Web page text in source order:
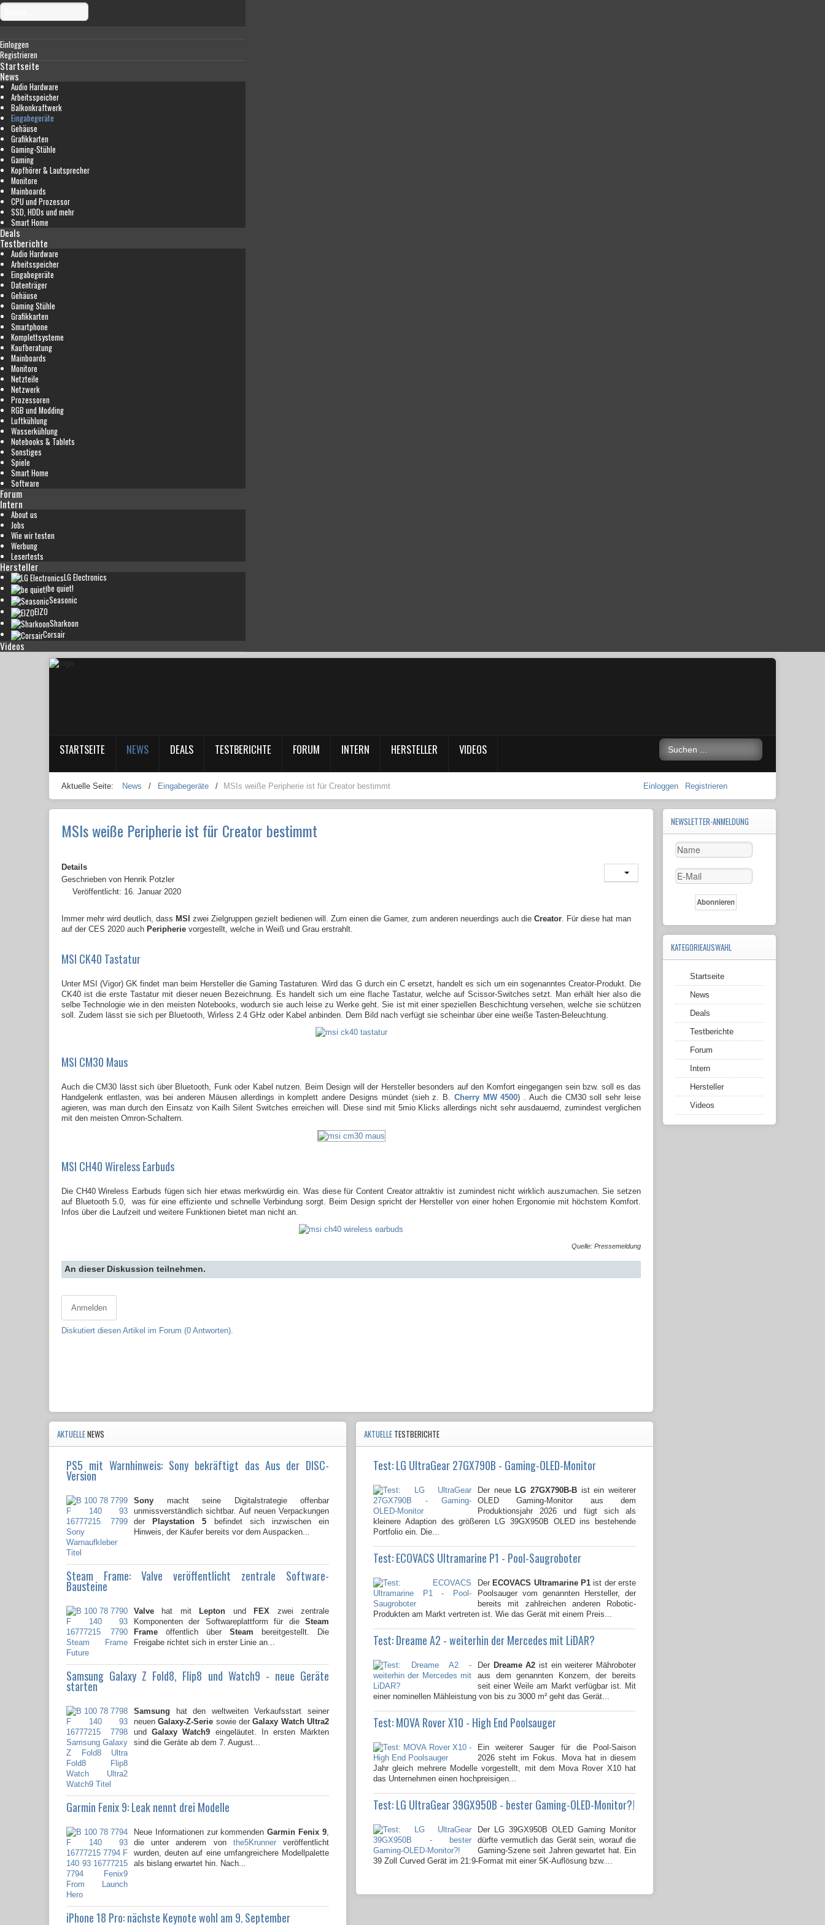
Einloggen
Registrieren
Startseite
News
Audio Hardware
Arbeitsspeicher
Balkonkraftwerk
Eingabegeräte
Gehäuse
Grafikkarten
Gaming-Stühle
Gaming
Kopfhörer & Lautsprecher
Monitore
Mainboards
CPU und Prozessor
SSD, HDDs und mehr
Smart Home
Deals
Testberichte
Audio Hardware
Arbeitsspeicher
Eingabegeräte
Datenträger
Gehäuse
Gaming Stühle
Grafikkarten
Smartphone
Komplettsysteme
Kaufberatung
Mainboards
Monitore
Netzteile
Netzwerk
Prozessoren
RGB und Modding
Luftkühlung
Wasserkühlung
Notebooks & Tablets
Sonstiges
Spiele
Smart Home
Software
Forum
Intern
About us
Jobs
Wie wir testen
Werbung
Lesertests
Hersteller
LG Electronics
be quiet!
Seasonic
EIZO
Sharkoon
Corsair
Videos
STARTSEITE NEWS DEALS TESTBERICHTE FORUM INTERN HERSTELLER VIDEOS
Aktuelle Seite: News / Eingabegeräte / MSIs weiße Peripherie ist für Creator bestimmt Einloggen Registrieren
MSIs weiße Peripherie ist für Creator bestimmt
Details
Geschrieben von Henrik Potzler
Veröffentlicht: 16. Januar 2020
Immer mehr wird deutlich, dass MSI zwei Zielgruppen gezielt bedienen will. Zum einen die Gamer, zum anderen neuerdings auch die Creator. Für diese hat man
auf der CES 2020 auch Peripherie vorgestellt, welche in Weiß und Grau erstrahlt.
MSI CK40 Tastatur
Unter MSI (Vigor) GK findet man beim Hersteller die Gaming Tastaturen. Wird das G durch ein C ersetzt, handelt es sich um ein sogenanntes Creator-Produkt. Die
CK40 ist die erste Tastatur mit dieser neuen Bezeichnung. Es handelt sich um eine flache Tastatur, welche auf Scissor-Switches setzt. Man erhält hier also die
selbe Technologie wie in den meisten Notebooks, wodurch sie auch leise zu Werke geht. Sie ist mit einer speziellen Beschichtung versehen, welche sie schützen
soll. Zudem lässt sie sich per Bluetooth, Wirless 2.4 GHz oder Kabel anbinden. Dem Bild nach verfügt sie scheinbar über eine weiße Tasten-Beleuchtung.
MSI CM30 Maus
Auch die CM30 lässt sich über Bluetooth, Funk oder Kabel nutzen. Beim Design will der Hersteller besonders auf den Komfort eingegangen sein bzw. soll es das
Handgelenk entlasten, was bei anderen Mäusen allerdings in komplett andere Designs mündet (sieh z. B. Cherry MW 4500) . Auch die CM30 soll sehr leise
agieren, was man durch den Einsatz von Kailh Silent Switches erreichen will. Diese sind mit 5mio Klicks allerdings nicht sehr ausdauernd, zumindest verglichen
mit den meisten Omron-Schaltern.
MSI CH40 Wireless Earbuds
Die CH40 Wireless Earbuds fügen sich hier etwas merkwürdig ein. Was diese für Content Creator attraktiv ist zumindest nicht wirklich auszumachen. Sie setzen
auf Bluetooth 5.0, was für eine effiziente und schnelle Verbindung sorgt. Beim Design spricht der Hersteller von einer hohen Ergonomie mit höchstem Komfort.
Infos über die Laufzeit und weitere Funktionen bietet man nicht an.
Quelle: Pressemeldung
An dieser Diskussion teilnehmen.
Anmelden
Diskutiert diesen Artikel im Forum (0 Antworten).
AKTUELLENEWS
PS5 mit Warnhinweis: Sony bekräftigt das Aus der DISC-
Version
Sony macht seine Digitalstrategie offenbar
unmissverständlich sichtbar. Auf neuen Verpackungen
derPlaystation 5 befindet sich inzwischen ein
Hinweis, der Käufer bereits vor dem Auspacken...
Steam Frame: Valve veröffentlicht zentrale Software-
Bausteine
Valve hat mitLepton undFEX zwei zentrale
Komponenten der Softwareplattform für die Steam
Frame öffentlich über Steam bereitgestellt. Die
Freigabe richtet sich in erster Linie an...
Samsung Galaxy Z Fold8, Flip8 und Watch9 - neue Geräte
starten
Samsung hat den weltweiten Verkaufsstart seiner
neuenGalaxy-Z-Serie sowie der Galaxy Watch Ultra2
undGalaxy Watch9 eingeläutet. In ersten Märkten
sind die Geräte ab dem 7. August...
Garmin Fenix 9: Leak nennt drei Modelle
Neue Informationen zur kommendenGarmin Fenix 9
die unter anderem von the5Krunnerveröffentlicht
wurden, deuten auf eine umfangreichere Modellpalette
als bislang erwartet hin. Nach...
iPhone 18 Pro: nächste Keynote wohl am 9. September
AKTUELLE TESTBERICHTE
Test: LG UltraGear 27GX790B - Gaming-OLED-Monitor
Der neueLG 27GX790B-B ist ein weiterer
OLED Gaming-Monitor aus dem
Produktionsjahr 2026 und fügt sich als
kleinere Adaption des größeren LG 39GX950B OLED ins bestehende
Portfolio ein. Die...
Test: ECOVACS Ultramarine P1 - Pool-Saugroboter
DerECOVACS Ultramarine P1 ist der erste
Poolsauger vom genannten Hersteller, der
bereits mit zahlreichen anderen Robotic-
Produkten am Markt vertreten ist. Wie das Gerät mit einem Preis...
Test: Dreame A2 - weiterhin der Mercedes mit LiDAR?
Der Dreame A2 ist ein weiterer Mähroboter
aus dem genannten Konzern, der bereits
seit einer Weile am Markt verfügbar ist. Mit
einer nominellen Mähleistung von bis zu 3000 m² geht das Gerät...
Test: MOVA Rover X10 - High End Poolsauger
Ein weiterer Sauger für die Pool-Saison
2026 steht im Fokus. Mova hat in diesem
Jahr gleich mehrere Modelle vorgestellt, mit dem Mova Rover X10 hat
das Unternehmen einen hochpreisigen...
Test: LG UltraGear 39GX950B - bester Gaming-OLED-Monitor?!
Der LG 39GX950B OLED Gaming Monitor
dürfte vermutlich das Gerät sein, worauf die
Gaming-Szene seit Jahren gewartet hat. Ein
39 Zoll Curved Gerät im 21:9-Format mit einer 5K-Auflösung bzw....
NEWSLETTER-ANMELDUNG
KATEGORIEAUSWAHL
Startseite
News
Deals
Testberichte
Forum
Intern
Hersteller
Videos